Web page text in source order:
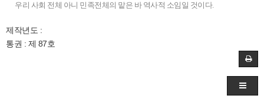
우리 사회 전체 아니 민족전체의 맡은 바 역사적 소임일 것이다.
제작년도 :
통권 : 제 87호